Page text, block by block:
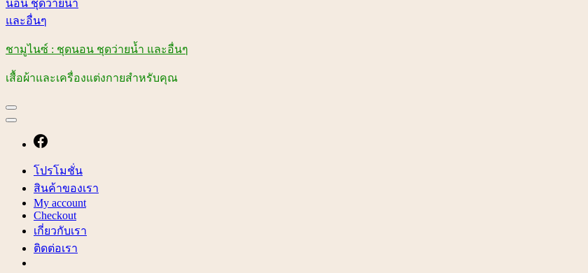
ชามูไนซ์ : ชุดนอน ชุดว่ายน้ำ และอื่นๆ
เสื้อผ้าและเครื่องแต่งกายสำหรับคุณ
โปรโมชั่น
สินค้าของเรา
My account
Checkout
เกี่ยวกับเรา
ติดต่อเรา